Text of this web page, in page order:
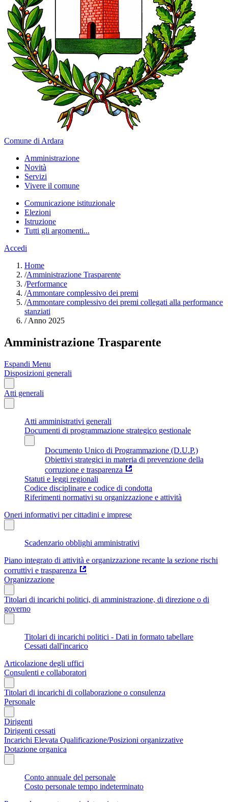
Comune di Ardara
Amministrazione
Novità
Servizi
Vivere il comune
Comunicazione istituzionale
Elezioni
Istruzione
Tutti gli argomenti...
Accedi
Home
/Amministrazione Trasparente
/Performance
/Ammontare complessivo dei premi
/Ammontare complessivo dei premi collegati alla performance
stanziati
/Anno 2025
Amministrazione Trasparente
Espandi Menu
Disposizioni generali
Atti generali
Atti amministrativi generali
Documenti di programmazione strategico gestionale
Documento Unico di Programmazione (D.U.P.)
Obiettivi strategici in materia di prevenzione della
corruzione e trasparenza
Statuti e leggi regionali
Codice disciplinare e codice di condotta
Riferimenti normativi su organizzazione e attività
Oneri informativi per cittadini e imprese
Scadenzario obblighi amministrativi
Piano integrato di attività e organizzazione recante la sezione rischi
corruttivi e trasparenza
Organizzazione
Titolari di incarichi politici, di amministrazione, di direzione o di
governo
Titolari di incarichi politici - Dati in formato tabellare
Cessati dall'incarico
Articolazione degli uffici
Consulenti e collaboratori
Titolari di incarichi di collaborazione o consulenza
Personale
Dirigenti
Dirigenti cessati
Incarichi Elevata Qualificazione/Posizioni organizzative
Dotazione organica
Conto annuale del personale
Costo personale tempo indeterminato